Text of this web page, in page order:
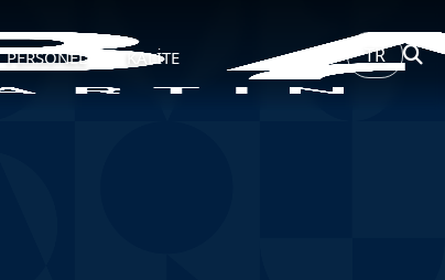
PERSONEL KALİTE TR